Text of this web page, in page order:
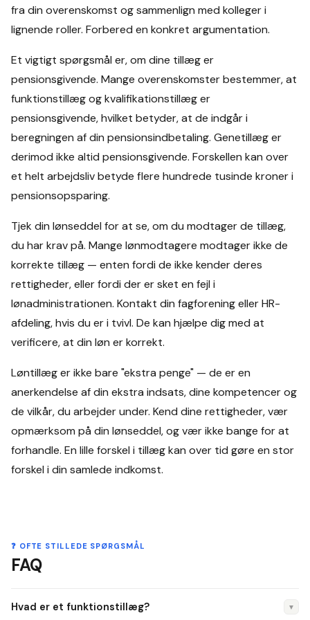
fra din overenskomst og sammenlign med kolleger i
lignende roller. Forbered en konkret argumentation.
Et vigtigt spørgsmål er, om dine tillæg er
pensionsgivende. Mange overenskomster bestemmer, at
funktionstillæg og kvalifikationstillæg er
pensionsgivende, hvilket betyder, at de indgår i
beregningen af din pensionsindbetaling. Genetillæg er
derimod ikke altid pensionsgivende. Forskellen kan over
et helt arbejdsliv betyde flere hundrede tusinde kroner i
pensionsopsparing.
Tjek din lønseddel for at se, om du modtager de tillæg,
du har krav på. Mange lønmodtagere modtager ikke de
korrekte tillæg — enten fordi de ikke kender deres
rettigheder, eller fordi der er sket en fejl i
lønadministrationen. Kontakt din fagforening eller HR-
afdeling, hvis du er i tvivl. De kan hjælpe dig med at
verificere, at din løn er korrekt.
Løntillæg er ikke bare "ekstra penge" — de er en
anerkendelse af din ekstra indsats, dine kompetencer og
de vilkår, du arbejder under. Kend dine rettigheder, vær
opmærksom på din lønseddel, og vær ikke bange for at
forhandle. En lille forskel i tillæg kan over tid gøre en stor
forskel i din samlede indkomst.
❓ OFTE STILLEDE SPØRGSMÅL
FAQ
Hvad er et funktionstillæg? ▼